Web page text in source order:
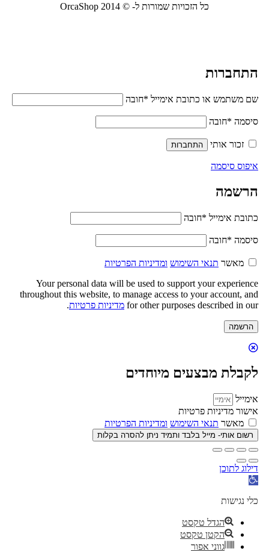
כל הזכויות שמורות ל- © 2014 OrcaShop
התחברות
שם משתמש או כתובת אימייל *חובה
סיסמה *חובה
זכור אותי התחברות
איפוס סיסמה
הרשמה
כתובת אימייל *חובה
סיסמה *חובה
מאשר תנאי השימוש ומדיניות הפרטיות
Your personal data will be used to support your experience
throughout this website, to manage access to your account, and
for other purposes described in our מדיניות פרטיות.
הרשמה
לקבלת מבצעים מיוחדים
אימייל
אישור מדיניות פרטיות
מאשר תנאי השימוש ומדיניות הפרטיות
רשום אותי- מייל בלבד ותמיד ניתן להסרה בקלות
דילוג לתוכן
פתח
נגישות
כלי נגישות
הגדל טקסט
הקטן טקסט
גווני אפור